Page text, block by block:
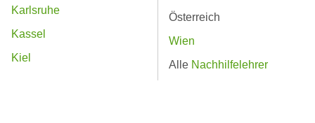
Karlsruhe
Kassel
Kiel
Österreich
Wien
Alle Nachhilfelehrer